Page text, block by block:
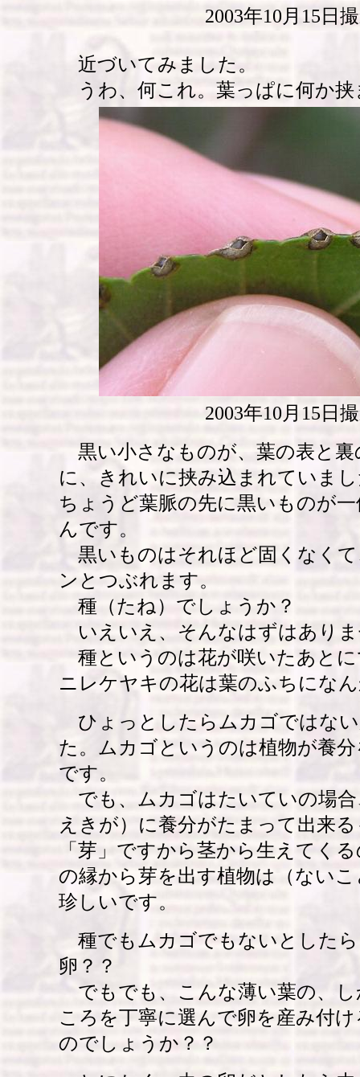
2003年10月15日
近づいてみました。
うわ、何これ。葉っぱに何か挟
2003年10月15日
黒い小さなものが、葉の表と裏
に、きれいに挟み込まれていま
ちょうど葉脈の先に黒いものが
んです。
黒いものはそれほど固くなく
ンとつぶれます。
種（たね）でしょうか？
いえいえ、そんなはずはあり
種というのは花が咲いたあと
ニレケヤキの花は葉のふちにな
ひょっとしたらムカゴではな
た。ムカゴというのは植物が養
です。
でも、ムカゴはたいていの場合
えきが）に養分がたまって出来
「芽」ですから茎から生えてく
の縁から芽を出す植物は（ない
珍しいです。
種でもムカゴでもないとした
卵？？
でもでも、こんな薄い葉の、し
ころを丁寧に選んで卵を産み付
のでしょうか？？